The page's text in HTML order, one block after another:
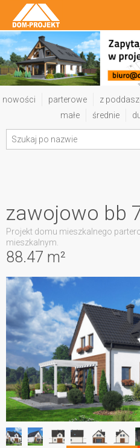
nowości parterowe z
małe
średnie
88.47 m²
zawojowo bb
Projekt domu mieszkalnego
mieszkalnym.